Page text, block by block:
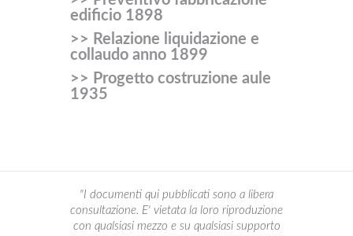
edificio 1898
>> Relazione liquidazione e
collaudo anno 1899
>> Progetto costruzione aule
1935
"I documenti qui pubblicati sono a libera
consultazione. E' vietata la loro riproduzione
con qualsiasi mezzo e su qualsiasi supporto